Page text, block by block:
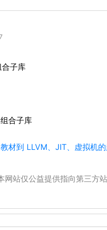
子库
合子库
材到 LLVM、JIT、虚拟机
站仅公益提供指向第三方